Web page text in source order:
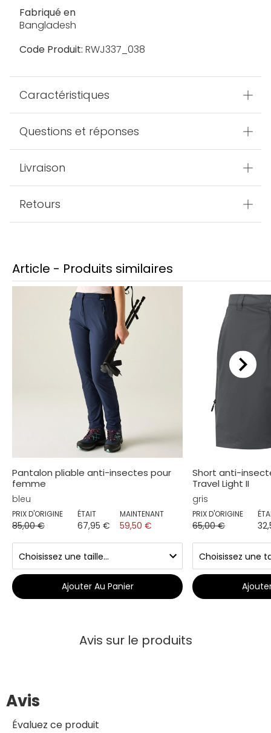
Fabriqué en
Bangladesh
Code Produit: RWJ337_038
Caractéristiques
Questions et réponses
Livraison
Retours
Article - Produits similaires
Pantalon pliable anti-insectes pour
femme
bleu
PRIX D'ORIGINE
85,00 €
ÉTAIT
67,95 €
MAINTENANT
59,50 €
Ajouter Au Panier
Short anti-
Travel Light II
gris
PRIX D'ORIGINE
65,00 €
Avis sur le produits